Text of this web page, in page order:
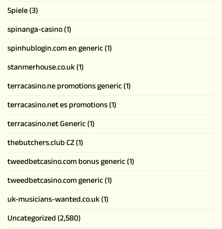
Spiele(3)
spinanga-casino(1)
spinhublogin.com en generic(1)
stanmerhouse.co.uk(1)
terracasino.ne promotions generic(1)
terracasino.net es promotions(1)
terracasino.net Generic(1)
thebutchers.club CZ(1)
tweedbetcasino.com bonus generic(1)
tweedbetcasino.com generic(1)
uk-musicians-wanted.co.uk(1)
Uncategorized(2,580)